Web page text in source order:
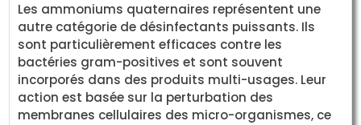
Les ammoniums quaternaires représentent une
autre catégorie de désinfectants puissants. Ils
sont particulièrement efficaces contre les
bactéries gram-positives et sont souvent
incorporés dans des produits multi-usages. Leur
action est basée sur la perturbation des
membranes cellulaires des micro-organismes, ce